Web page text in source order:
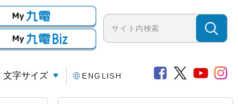
文字サイズ ENGLISH